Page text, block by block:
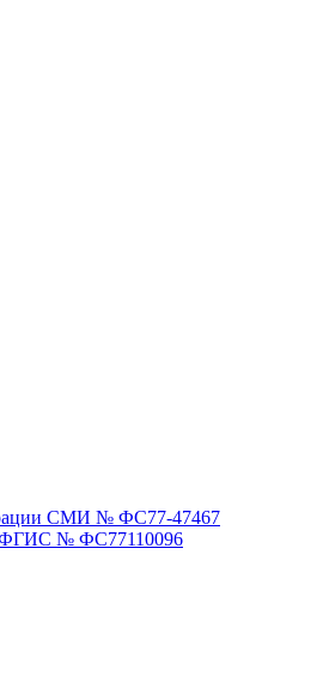
СМИ № ФС77-47467
ФГИС № ФС77110096